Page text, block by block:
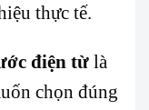
thực tế.
điện từ là
chọn đúng